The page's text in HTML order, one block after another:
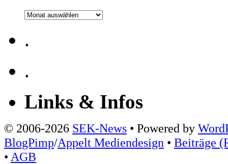
Archiv
.
.
Links & Infos
© 2006-2026 SEK-News • Powered by
BlogPimp/Appelt Mediendesign • Beiträge
• AGB